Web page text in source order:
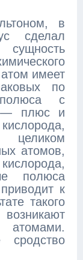
в
сделал
имеет
по
полюса с
— плюс и
атомов,
полюса
к
такого
атомами.
сродство